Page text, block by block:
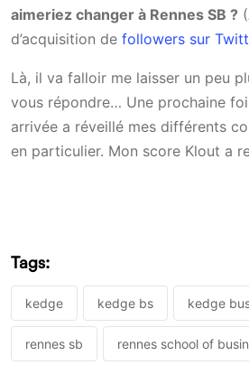
aimeriez changer à Rennes SB ?
d’acquisition de followers sur
Là, il va falloir me laisser un peu
vous répondre… Une prochaine
arrivée a réveillé mes différents
en particulier. Mon score Klout a
Tags:
kedge kedge bs kedge
rennes sb rennes school of